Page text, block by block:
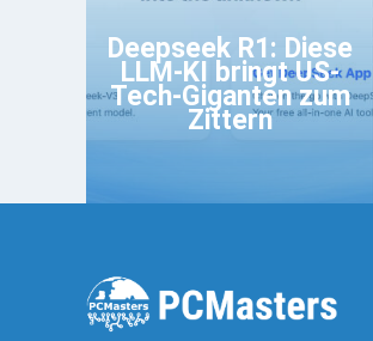
Deepseek R1: Diese
LLM-KI bringt US-
Tech-Giganten zum
Zittern